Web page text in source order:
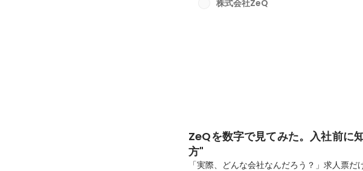
るように」とは～ZeQのミッション
固定された投稿
株式会社ZeQ
ZeQを数字で見てみた。入社前に
方"
「実際、どんな会社なんだろう？」求人票